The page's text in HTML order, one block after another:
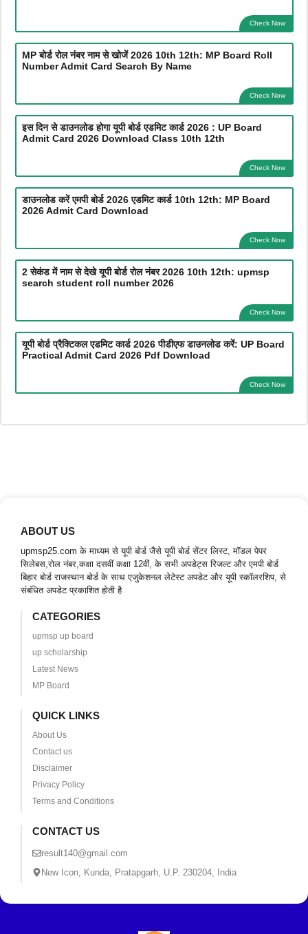
Check Now
MP बोर्ड रोल नंबर नाम से खोजें 2026 10th 12th: MP Board Roll
Number Admit Card Search By Name
Check Now
इस दिन से डाउनलोड होगा यूपी बोर्ड एडमिट कार्ड 2026 : UP Board
Admit Card 2026 Download Class 10th 12th
Check Now
डाउनलोड करें एमपी बोर्ड 2026 एडमिट कार्ड 10th 12th: MP Board
2026 Admit Card Download
Check Now
2 सेकंड में नाम से देखे यूपी बोर्ड रोल नंबर 2026 10th 12th: upmsp
search student roll number 2026
Check Now
यूपी बोर्ड प्रैक्टिकल एडमिट कार्ड 2026 पीडीएफ डाउनलोड करें: UP Board
Practical Admit Card 2026 Pdf Download
Check Now
ABOUT US
upmsp25.com के माध्यम से यूपी बोर्ड जैसे यूपी बोर्ड सेंटर लिस्ट, मॉडल पेपर
सिलेबस,रोल नंबर,कक्षा दसवीं कक्षा 12वीं, के सभी अपडेट्स रिजल्ट और एमपी बोर्ड
बिहार बोर्ड राजस्थान बोर्ड के साथ एजुकेशनल लेटेस्ट अपडेट और यूपी स्कॉलरशिप, से
संबंधित अपडेट प्रकाशित होती है
CATEGORIES
upmsp up board
up scholarship
Latest News
MP Board
QUICK LINKS
About Us
Contact us
Disclaimer
Privacy Policy
Terms and Conditions
CONTACT US
result140@gmail.com
New Icon, Kunda, Pratapgarh, U.P. 230204, India